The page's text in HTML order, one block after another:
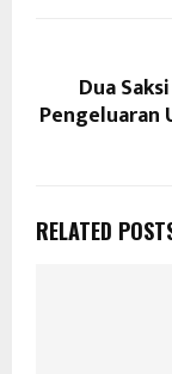
Dua
Pengeluaran
RELATED